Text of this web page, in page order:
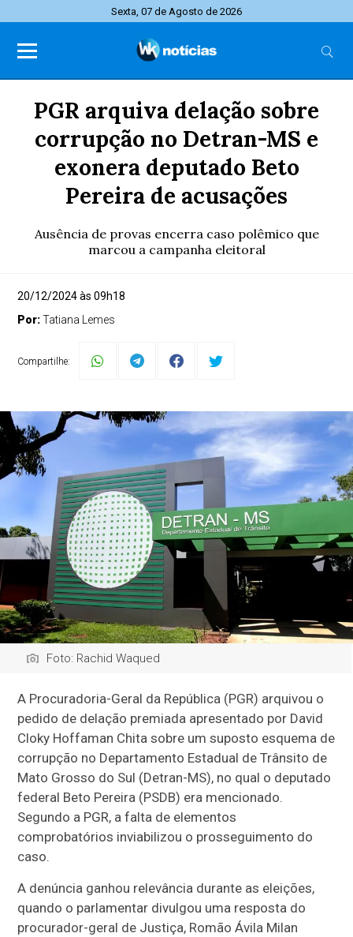
Sexta, 07 de Agosto de 2026
PGR arquiva delação sobre
corrupção no Detran-MS e
exonera deputado Beto
Pereira de acusações
Ausência de provas encerra caso polêmico que
marcou a campanha eleitoral
20/12/2024 às 09h18
Por:Tatiana Lemes
Compartilhe:
Foto: Rachid Waqued
A Procuradoria-Geral da República (PGR) arquivou o
pedido de delação premiada apresentado por David
Cloky Hoffaman Chita sobre um suposto esquema de
corrupção no Departamento Estadual de Trânsito de
Mato Grosso do Sul (Detran-MS), no qual o deputado
federal Beto Pereira (PSDB) era mencionado.
Segundo a PGR, a falta de elementos
comprobatórios inviabilizou o prosseguimento do
caso.
A denúncia ganhou relevância durante as eleições,
quando o parlamentar divulgou uma resposta do
procurador-geral de Justiça, Romão Ávila Milan